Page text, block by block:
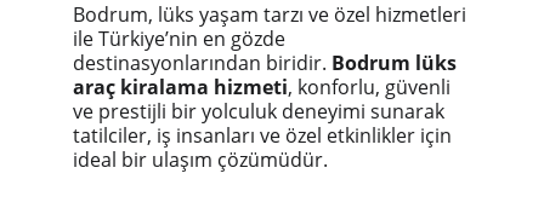
Bodrum, lüks yaşam tarzı ve özel hizmetleri
ile Türkiye’nin en gözde
destinasyonlarından biridir. Bodrum lüks
araç kiralama hizmeti, konforlu, güvenli
ve prestijli bir yolculuk deneyimi sunarak
tatilciler, iş insanları ve özel etkinlikler için
ideal bir ulaşım çözümüdür.